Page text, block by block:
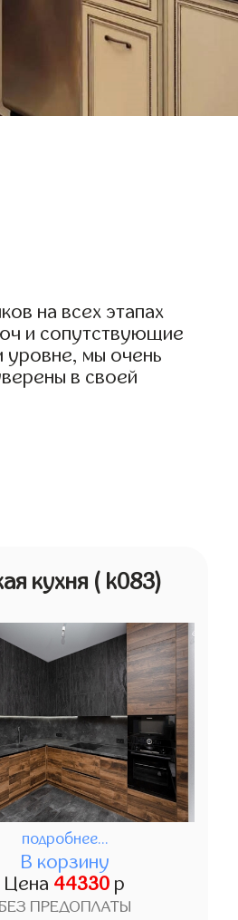
на всех этапах
и сопутствующие
уровне, мы очень
в своей
кухня ( k083)
подробнее...
В корзину
Цена 44330 р
БЕЗ ПРЕДОПЛАТЫ